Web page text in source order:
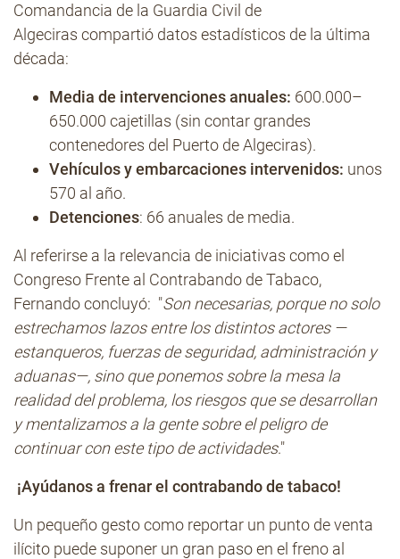
Comandancia de la Guardia Civil de
Algeciras compartió datos estadísticos de la última
década:
Media de intervenciones anuales: 600.000–
650.000 cajetillas (sin contar grandes
contenedores del Puerto de Algeciras).
Vehículos y embarcaciones intervenidos: unos
570 al año.
Detenciones: 66 anuales de media.
Al referirse a la relevancia de iniciativas como el
Congreso Frente al Contrabando de Tabaco,
Fernando concluyó: "Son necesarias, porque no solo
estrechamos lazos entre los distintos actores —
estanqueros, fuerzas de seguridad, administración y
aduanas—, sino que ponemos sobre la mesa la
realidad del problema, los riesgos que se desarrollan
y mentalizamos a la gente sobre el peligro de
continuar con este tipo de actividades."
¡Ayúdanos a frenar el contrabando de tabaco!
Un pequeño gesto como reportar un punto de venta
ilícito puede suponer un gran paso en el freno al